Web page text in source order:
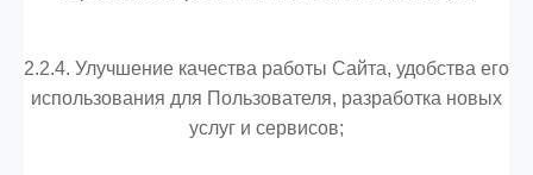
2.2.4. Улучшение качества работы Сайта, удобства его
использования для Пользователя, разработка новых
услуг и сервисов;